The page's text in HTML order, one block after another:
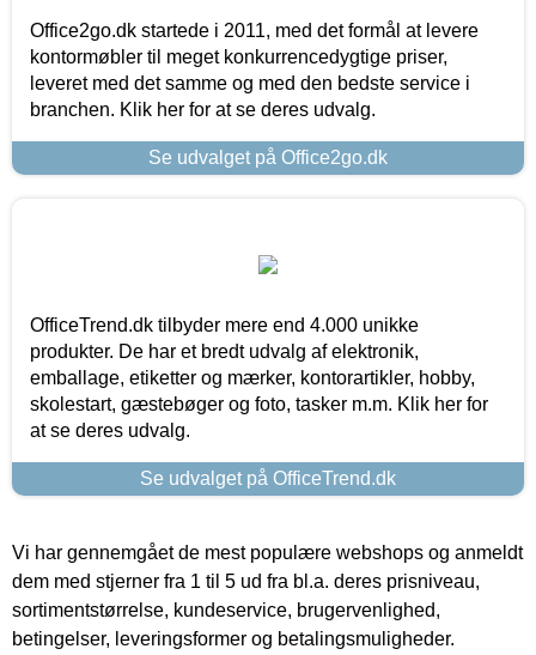
Office2go.dk startede i 2011, med det formål at levere
kontormøbler til meget konkurrencedygtige priser,
leveret med det samme og med den bedste service i
branchen. Klik her for at se deres udvalg.
Se udvalget på Office2go.dk
OfficeTrend.dk tilbyder mere end 4.000 unikke
produkter. De har et bredt udvalg af elektronik,
emballage, etiketter og mærker, kontorartikler, hobby,
skolestart, gæstebøger og foto, tasker m.m. Klik her for
at se deres udvalg.
Se udvalget på OfficeTrend.dk
Vi har gennemgået de mest populære webshops og anmeldt
dem med stjerner fra 1 til 5 ud fra bl.a. deres prisniveau,
sortimentstørrelse, kundeservice, brugervenlighed,
betingelser, leveringsformer og betalingsmuligheder.